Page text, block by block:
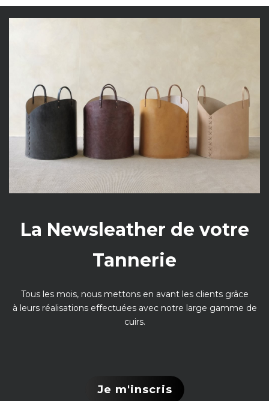
La Newsleather de votre
Tannerie
Tous les mois, nous mettons en avant les clients grâce
à leurs réalisations effectuées avec notre large gamme de
cuirs.
Je m'inscris